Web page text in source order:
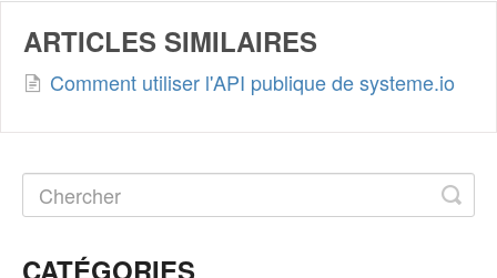
ARTICLES SIMILAIRES
Comment utiliser l'API publique de systeme.io
CATÉGORIES